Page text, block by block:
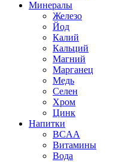
Минералы
Железо
Йод
Калий
Кальций
Магний
Марганец
Медь
Селен
Хром
Цинк
Напитки
BCAA
Витамины
Вода